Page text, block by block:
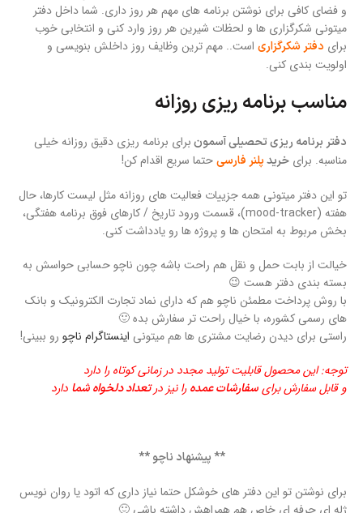
و فضای کافی برای نوشتن برنامه های مهم هر روز داری. شما داخل دفتر
میتونی شکرگزاری ها و لحظات شیرین هر روز وارد کنی و انتخابی خوب
برای دفتر شکرگزاری است.. مهم ترین وظایف روز داخلش بنویسی و
اولویت بندی کنی.
مناسب برنامه ریزی روزانه
دفتر برنامه ریزی تحصیلی آسمونبرای برنامه ریزی دقیق روزانه خیلی
مناسبه. برای خریدپلنر فارسیحتما سریع اقدام کن!
تو این دفتر میتونی همه جزییات فعالیت های روزانه مثل لیست کارها، حال
هفته (mood-tracker)، قسمت ورود تاریخ / کارهای فوق برنامه هفتگی،
بخش مربوط به امتحان ها و پروژه ها رو یادداشت کنی.
خیالت از بابت حمل و نقل هم راحت باشه چون ناچو حسابی حواسش به
بسته بندی دفتر هست 😉
با روش پرداخت مطمئن ناچو هم که دارای نماد تجارت الکترونیک و بانک
های رسمی کشوره، با خیال راحت تر سفارش بده 🙂
راستی برای دیدن رضایت مشتری ها هم میتونی اینستاگرام ناچو رو ببینی!
توجه: این محصول قابلیت تولید مجدد در زمانی کوتاه را دارد
و قابل سفارش برایسفارشات عمده را نیز درتعداد دلخواه شما دارد
** پیشنهاد ناچو **
برای نوشتن تو این دفتر های خوشکل حتما نیاز داری که اتود یا روان نویس